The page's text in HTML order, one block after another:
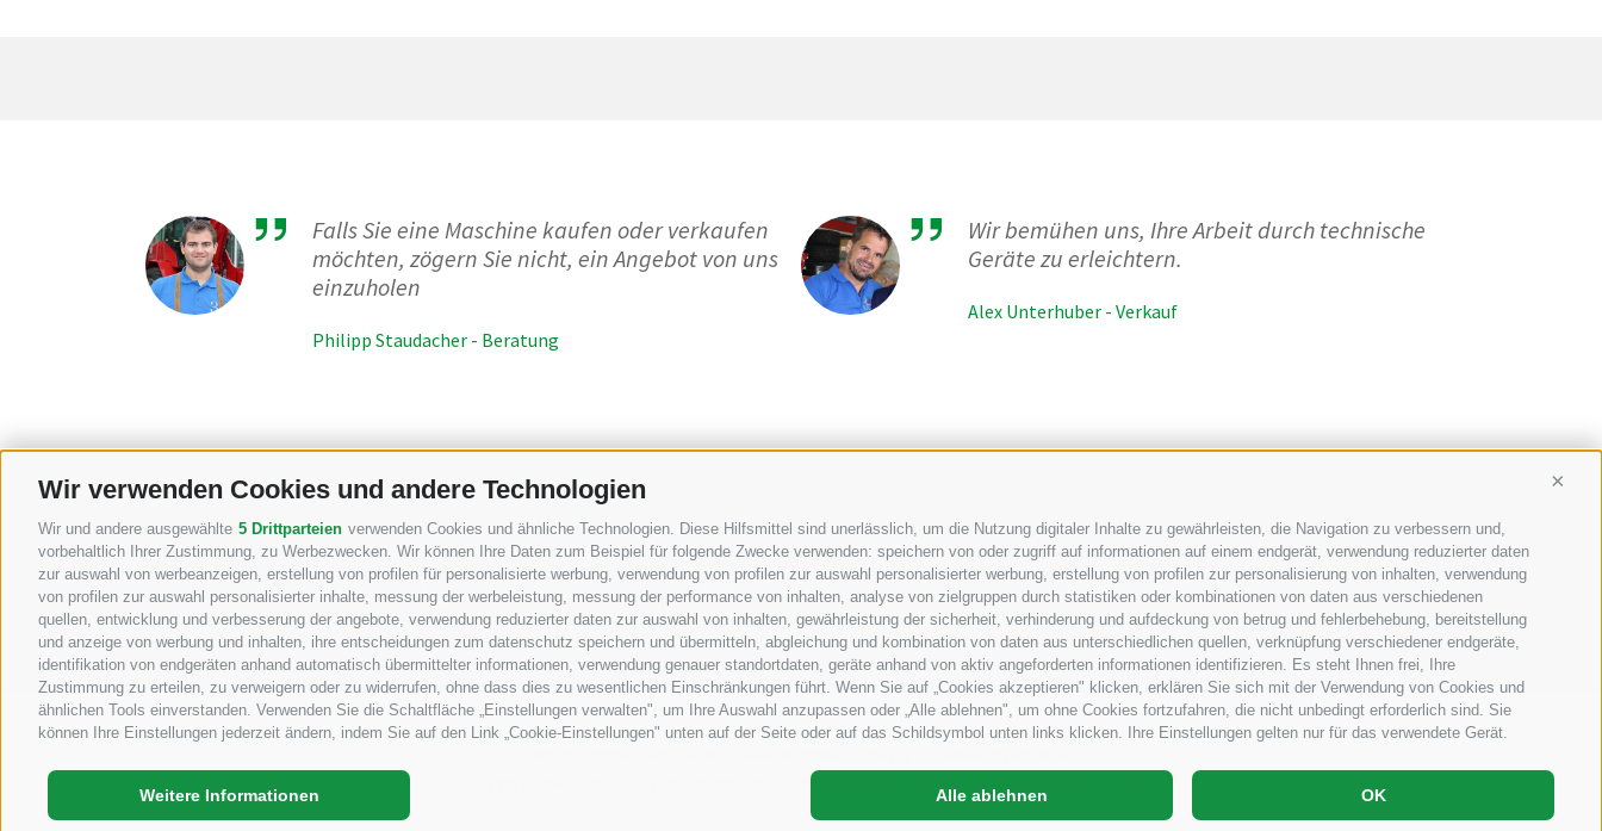
Wir verwenden Cookies und andere Technologien
Wir und andere ausgewählte 5 Drittparteien verwenden Cookies und ähnliche Technologien. Diese Hilfsmittel sind unerlässlich, um die Nutzung digitaler Inhalte zu gewährleisten, die Navigation zu verbessern und,
vorbehaltlich Ihrer Zustimmung, zu Werbezwecken. Wir können Ihre Daten zum Beispiel für folgende Zwecke verwenden: speichern von oder zugriff auf informationen auf einem endgerät, verwendung reduzierter daten
zur auswahl von werbeanzeigen, erstellung von profilen für personalisierte werbung, verwendung von profilen zur auswahl personalisierter werbung, erstellung von profilen zur personalisierung von inhalten, verwendung
von profilen zur auswahl personalisierter inhalte, messung der werbeleistung, messung der performance von inhalten, analyse von zielgruppen durch statistiken oder kombinationen von daten aus verschiedenen
quellen, entwicklung und verbesserung der angebote, verwendung reduzierter daten zur auswahl von inhalten, gewährleistung der sicherheit, verhinderung und aufdeckung von betrug und fehlerbehebung, bereitstellung
und anzeige von werbung und inhalten, ihre entscheidungen zum datenschutz speichern und übermitteln, abgleichung und kombination von daten aus unterschiedlichen quellen, verknüpfung verschiedener endgeräte,
identifikation von endgeräten anhand automatisch übermittelter informationen, verwendung genauer standortdaten, geräte anhand von aktiv angeforderten informationen identifizieren. Es steht Ihnen frei, Ihre
Zustimmung zu erteilen, zu verweigern oder zu widerrufen, ohne dass dies zu wesentlichen Einschränkungen führt. Wenn Sie auf „Cookies akzeptieren" klicken, erklären Sie sich mit der Verwendung von Cookies und
ähnlichen Tools einverstanden. Verwenden Sie die Schaltfläche „Einstellungen verwalten", um Ihre Auswahl anzupassen oder „Alle ablehnen", um ohne Cookies fortzufahren, die nicht unbedingt erforderlich sind. Sie
können Ihre Einstellungen jederzeit ändern, indem Sie auf den Link „Cookie-Einstellungen" unten auf der Seite oder auf das Schildsymbol unten links klicken. Ihre Einstellungen gelten nur für das verwendete Gerät.
OK
Alle ablehnen
Weitere Informationen
Falls Sie eine Maschine kaufen oder verkaufen
möchten, zögern Sie nicht, ein Angebot von uns
einzuholen
Philipp Staudacher - Beratung
Wir bemühen uns, Ihre Arbeit durch technische
Geräte zu erleichtern.
Alex Unterhuber - Verkauf
KFZ, Bau und Landmaschinen•Industriezone Unterackern Fuggerstraße 18 •I-39049Südtirol (BZ)
+39 0472 766010
+39 0472 766585 info@staudacher.it
Copyright ©STAUDACHER O.H.G. DES STAUDACHER FERDINAND & Co.2026
– P. IVA. IT03025230214